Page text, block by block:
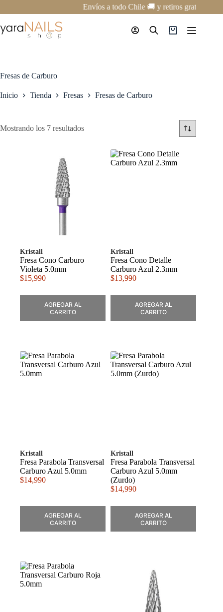
al
contenido
Envíos a todo Chile 🚚 y retiros gratis en
Carro
Fresas de Carburo
Inicio Tienda Fresas Fresas de Carburo
Mostrando los 7 resultados
Kristall
Fresa Cono Carburo
Violeta 5.0mm
$15,990
AGREGAR AL
CARRITO
Kristall
Fresa Cono Detalle
Carburo Azul 2.3mm
$13,990
AGREGAR AL
CARRITO
Kristall
Fresa Parabola Transversal
Carburo Azul 5.0mm
$14,990
AGREGAR AL
CARRITO
Kristall
Fresa Parabola Transversal
Carburo Azul 5.0mm
(Zurdo)
$14,990
AGREGAR AL
CARRITO